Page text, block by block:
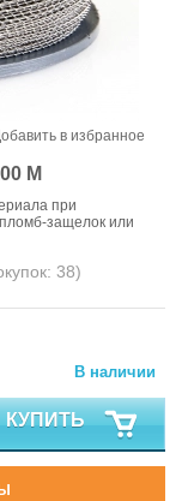
в избранное
М
при
защелок или
38)
В наличии
КУПИТЬ